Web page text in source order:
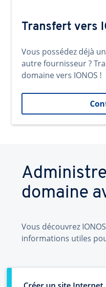
Transfert vers
Vous possédez déjà
autre fournisseur ?
domaine vers IONOS !
domaine
Vous découvrez
informations utiles